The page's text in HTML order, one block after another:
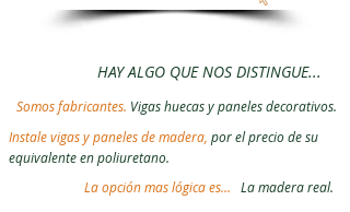
HAY ALGO QUE NOS DISTINGUE...
Somos fabricantes. Vigas huecas y paneles decorativos.
La opción mas lógica es...
La madera real.
Instale vigas y paneles de madera, por el precio de su
equivalente en poliuretano.